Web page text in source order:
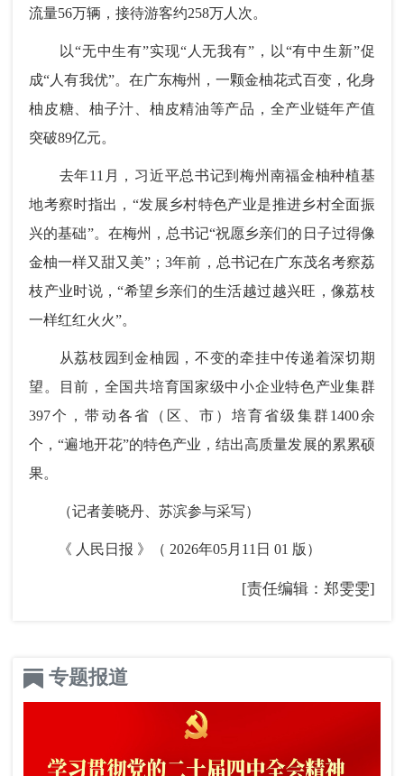
流量56万辆，接待游客约258万人次。
以“无中生有”实现“人无我有”，以“有中生新”促
成“人有我优”。在广东梅州，一颗金柚花式百变，化身
柚皮糖、柚子汁、柚皮精油等产品，全产业链年产值
突破89亿元。
去年11月，习近平总书记到梅州南福金柚种植基
地考察时指出，“发展乡村特色产业是推进乡村全面振
兴的基础”。在梅州，总书记“祝愿乡亲们的日子过得像
金柚一样又甜又美”；3年前，总书记在广东茂名考察荔
枝产业时说，“希望乡亲们的生活越过越兴旺，像荔枝
一样红红火火”。
从荔枝园到金柚园，不变的牵挂中传递着深切期
望。目前，全国共培育国家级中小企业特色产业集群
397个，带动各省（区、市）培育省级集群1400余
个，“遍地开花”的特色产业，结出高质量发展的累累硕
果。
（记者姜晓丹、苏滨参与采写）
《 人民日报 》（ 2026年05月11日 01 版）
[责任编辑：郑雯雯]
专题报道